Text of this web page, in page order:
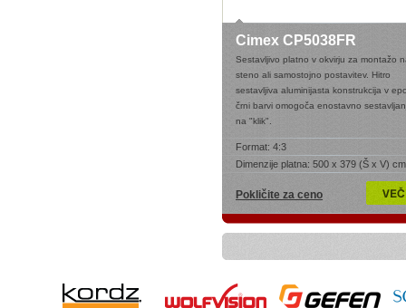
Cimex CP5038FR
Sestavljivo platno v okvirju za montažo
steno ali samostojno postavitev. Hitro
sestavljiva aluminijasta konstrukcija v
črni barvi omogoča enostavno
na "klik".
Format: 4:3
Dimenzije platna: 500 x 379 (Š x V) cm
Pokličite za ceno